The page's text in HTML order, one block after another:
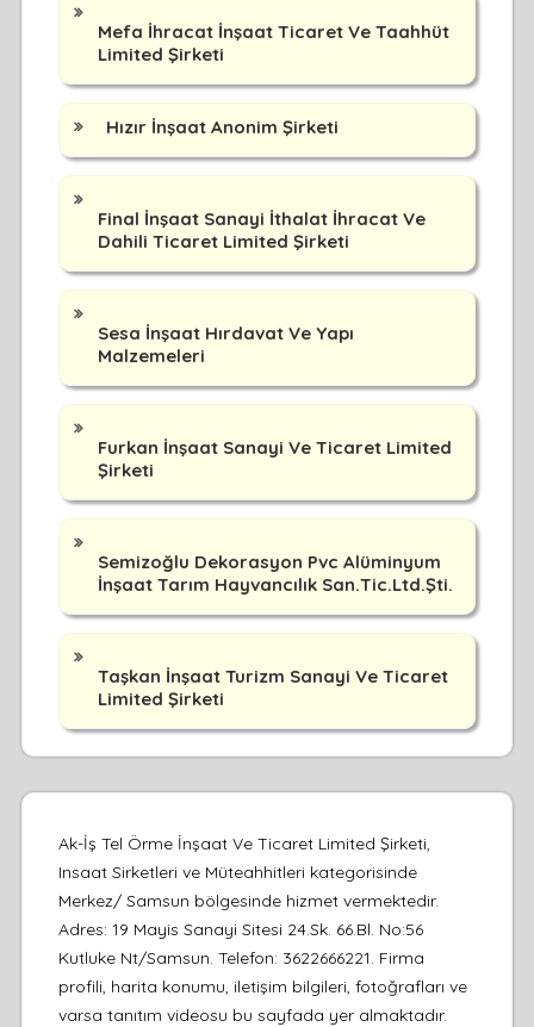
Mefa İhracat İnşaat Ticaret Ve Taahhüt
Limited Şirketi
Hızır İnşaat Anonim Şirketi
Final İnşaat Sanayi İthalat İhracat Ve
Dahili Ticaret Limited Şirketi
Sesa İnşaat Hırdavat Ve Yapı
Malzemeleri
Furkan İnşaat Sanayi Ve Ticaret Limited
Şirketi
Semizoğlu Dekorasyon Pvc Alüminyum
İnşaat Tarım Hayvancılık San.Tic.Ltd.Şti.
Taşkan İnşaat Turizm Sanayi Ve Ticaret
Limited Şirketi
Ak-İş Tel Örme İnşaat Ve Ticaret Limited Şirketi,
Insaat Sirketleri ve Müteahhitleri kategorisinde
Merkez/ Samsun bölgesinde hizmet vermektedir.
Adres: 19 Mayis Sanayi Sitesi 24.Sk. 66.Bl. No:56
Kutluke Nt/Samsun. Telefon: 3622666221. Firma
profili, harita konumu, iletişim bilgileri, fotoğrafları ve
varsa tanıtım videosu bu sayfada yer almaktadır.